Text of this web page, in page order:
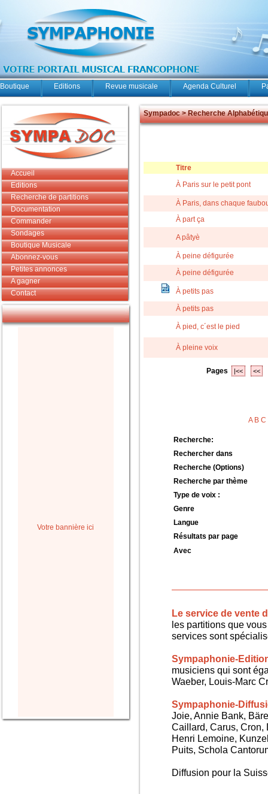
Boutique Editions Revue musicale Agenda Culturel
Accueil
Editions
Recherche de partitions
Documentation
Commander
Sondages
Boutique Musicale
Abonnez-vous
Petites annonces
A gagner
Contact
Votre bannière ici
Sympadoc > Recherche
Titre
À Paris sur le petit pont
À Paris, dans chaque
À part ça
A pâtyè
À peine défigurée
À peine défigurée
À petits pas
À petits pas
À pied, c´est le pied
À pleine voix
Pages |<< <<
A B C
Recherche:
Rechercher dans
Recherche (Options)
Recherche par thème
Type de voix :
Genre
Langue
Résultats par page
Avec
Le service de vente
les partitions que
services sont
Sympaphonie-
musiciens qui sont
Waeber, Louis-Marc
Sympaphonie-
Joie, Annie Bank,
Caillard, Carus, Cron,
Henri Lemoine,
Puits, Schola
Diffusion pour la